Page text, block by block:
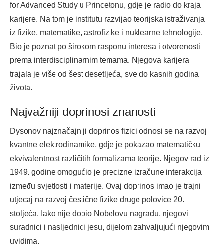
for Advanced Study u Princetonu, gdje je radio do kraja
karijere. Na tom je institutu razvijao teorijska istraživanja
iz fizike, matematike, astrofizike i nuklearne tehnologije.
Bio je poznat po širokom rasponu interesa i otvorenosti
prema interdisciplinarnim temama. Njegova karijera
trajala je više od šest desetljeća, sve do kasnih godina
života.
Najvažniji doprinosi znanosti
Dysonov najznačajniji doprinos fizici odnosi se na razvoj
kvantne elektrodinamike, gdje je pokazao matematičku
ekvivalentnost različitih formalizama teorije. Njegov rad iz
1949. godine omogućio je precizne izračune interakcija
između svjetlosti i materije. Ovaj doprinos imao je trajni
utjecaj na razvoj čestične fizike druge polovice 20.
stoljeća. Iako nije dobio Nobelovu nagradu, njegovi
suradnici i nasljednici jesu, dijelom zahvaljujući njegovim
uvidima.